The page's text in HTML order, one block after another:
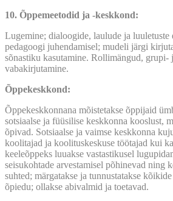
10. Õppemeetodid ja -keskkond:
Lugemine; dialoogide, laulude ja luuletuste
pedagoogi juhendamisel; mudeli järgi
sõnastiku kasutamine. Rollimängud, grupi-
vabakirjutamine.
Õppekeskkond:
Õppekeskkonnana mõistetakse õppijaid
sotsiaalse ja füüsilise keskkonna kooslust,
õpivad. Sotsiaalse ja vaimse keskkonna
koolitajad ja koolituskeskuse töötajad kui
keeleõppeks luuakse vastastikusel
seisukohtade arvestamisel põhinevad ning
suhted; märgatakse ja tunnustatakse
õpiedu; ollakse abivalmid ja toetavad.